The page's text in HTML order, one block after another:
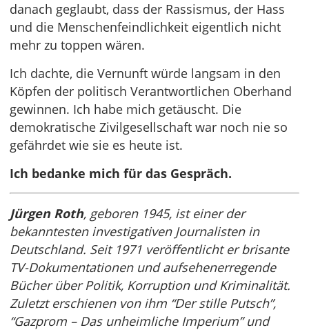
danach geglaubt, dass der Rassismus, der Hass
und die Menschenfeindlichkeit eigentlich nicht
mehr zu toppen wären.
Ich dachte, die Vernunft würde langsam in den
Köpfen der politisch Verantwortlichen Oberhand
gewinnen. Ich habe mich getäuscht. Die
demokratische Zivilgesellschaft war noch nie so
gefährdet wie sie es heute ist.
Ich bedanke mich für das Gespräch.
Jürgen Roth, geboren 1945, ist einer der
bekanntesten investigativen Journalisten in
Deutschland. Seit 1971 veröffentlicht er brisante
TV-Dokumentationen und aufsehenerregende
Bücher über Politik, Korruption und Kriminalität.
Zuletzt erschienen von ihm “Der stille Putsch”,
“Gazprom – Das unheimliche Imperium” und